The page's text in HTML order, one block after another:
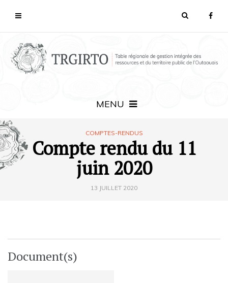
MENU
COMPTES-RENDUS
Compte rendu du 11
juin 2020
13 JUILLET 2020
Document(s)